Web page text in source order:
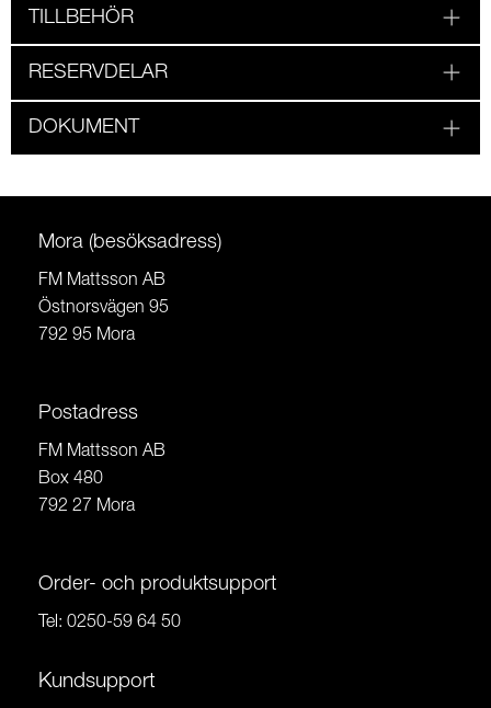
TILLBEHÖR
RESERVDELAR
DOKUMENT
Mora (besöksadress)
FM Mattsson AB
Östnorsvägen 95
792 95 Mora
Postadress
FM Mattsson AB
Box 480
792 27 Mora
Order- och produktsupport
Tel: 0250-59 64 50
Kundsupport